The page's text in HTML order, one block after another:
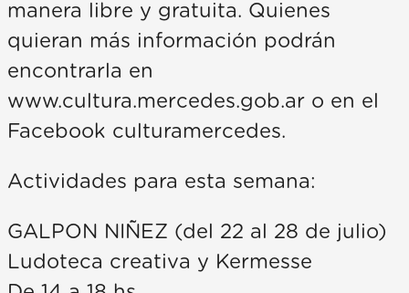
manera libre y gratuita. Quienes
quieran más información podrán
encontrarla en
www.cultura.mercedes.gob.ar o en el
Facebook culturamercedes.
Actividades para esta semana:
GALPON NIÑEZ (del 22 al 28 de julio)
Ludoteca creativa y Kermesse